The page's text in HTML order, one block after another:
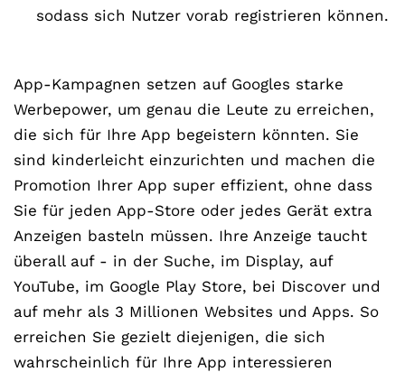
sodass sich Nutzer vorab registrieren können.
App-Kampagnen setzen auf Googles starke
Werbepower, um genau die Leute zu erreichen,
die sich für Ihre App begeistern könnten. Sie
sind kinderleicht einzurichten und machen die
Promotion Ihrer App super effizient, ohne dass
Sie für jeden App-Store oder jedes Gerät extra
Anzeigen basteln müssen. Ihre Anzeige taucht
überall auf - in der Suche, im Display, auf
YouTube, im Google Play Store, bei Discover und
auf mehr als 3 Millionen Websites und Apps. So
erreichen Sie gezielt diejenigen, die sich
wahrscheinlich für Ihre App interessieren